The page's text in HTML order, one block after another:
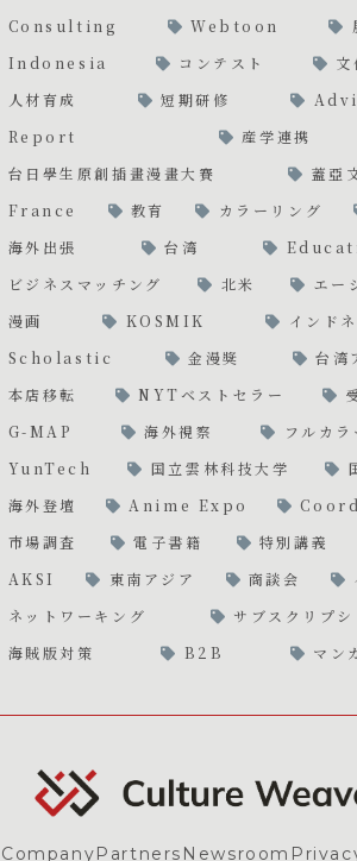
Consulting
Webtoon
Indonesia
コンテスト
文
人材育成
短期研修
Report
産学連携
台日學生原創插畫漫畫大賽
蓋亞
France
教育 カラーリング
海外出張
台湾
ビジネスマッチング
北米
エー
漫画
KOSMIK
インド
Scholastic
金漫獎
台湾
本店移転
NYTベストセラー
G-MAP
海外視察
フルカラ
YunTech
国立雲林科技大学
海外登壇
Anime Expo
市場調査
電子書籍 特別講義
AKSI
東南アジア 商談会
ネットワーキング
サブスクリプシ
海賊版対策
B2B マン
CompanyPartners Newsroom